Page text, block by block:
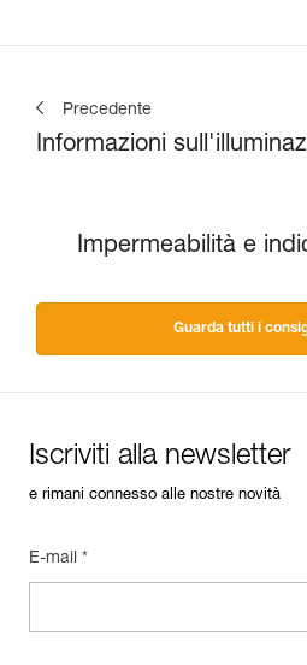
Precedente
Informazioni
Impermeabilità e
Guarda tutti i
Iscriviti alla newsletter
e rimani connesso alle nostre novità
E-mail *